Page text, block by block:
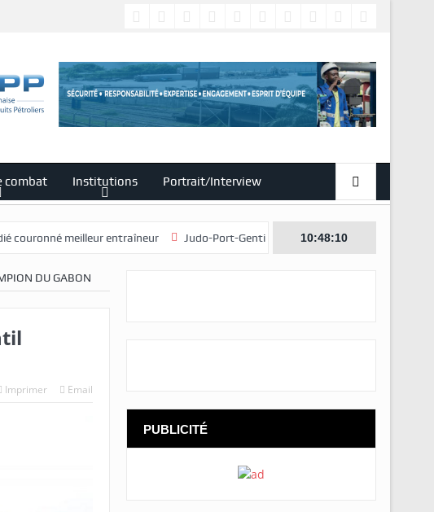
combat Institutions Portrait/Interview
meilleur entraîneur Judo-Port-Gentil/L’édition 2026 du Tournoi international de
10:48:11
DU GABON
Imprimer Email
PUBLICITÉ